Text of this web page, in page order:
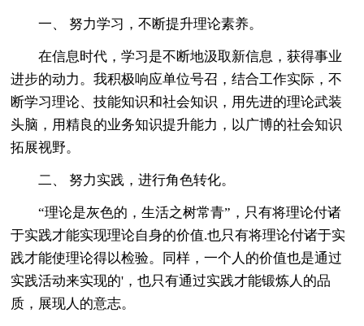
一、 努力学习，不断提升理论素养。
在信息时代，学习是不断地汲取新信息，获得事业
进步的动力。我积极响应单位号召，结合工作实际，不
断学习理论、技能知识和社会知识，用先进的理论武装
头脑，用精良的业务知识提升能力，以广博的社会知识
拓展视野。
二、 努力实践，进行角色转化。
“理论是灰色的，生活之树常青”，只有将理论付诸
于实践才能实现理论自身的价值.也只有将理论付诸于实
践才能使理论得以检验。同样，一个人的价值也是通过
实践活动来实现的'，也只有通过实践才能锻炼人的品
质，展现人的意志。